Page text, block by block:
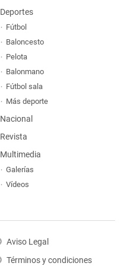
Deportes
Fútbol
Baloncesto
Pelota
Balonmano
Fútbol sala
Más deporte
Nacional
Revista
Multimedia
Galerías
Vídeos
Aviso Legal
Términos y condiciones